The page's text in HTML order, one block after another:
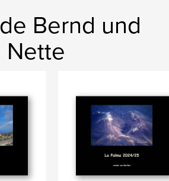
Bernd und
Nette